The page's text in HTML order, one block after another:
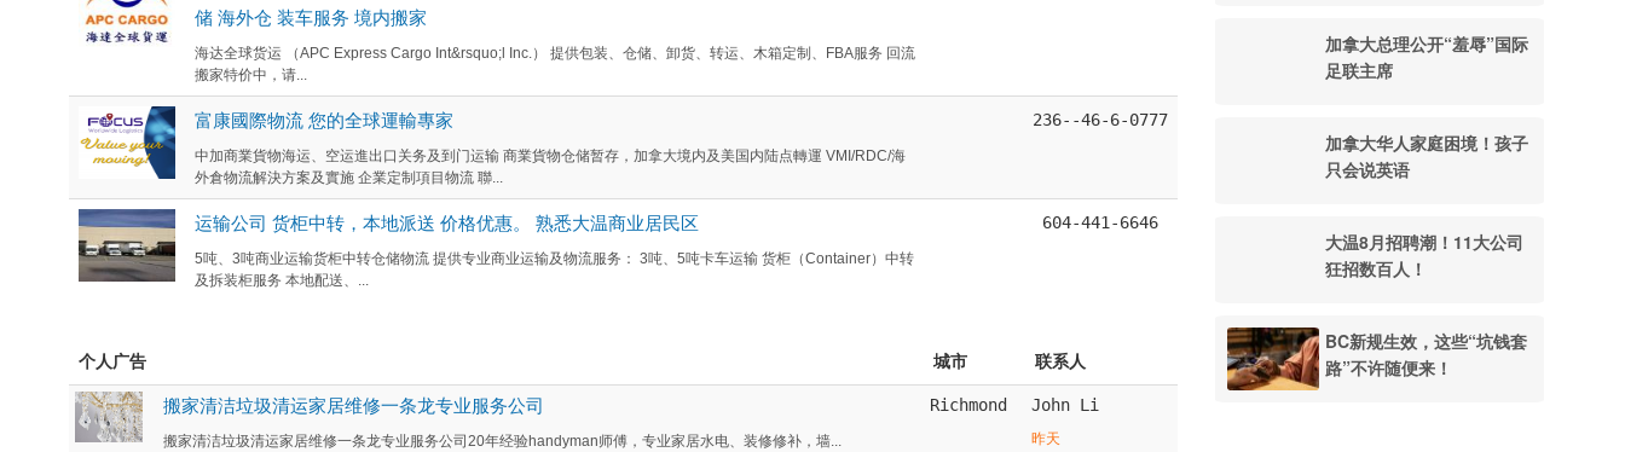
储 海外仓 装车服务 境内搬家
海达全球货运 （APC Express Cargo Int&rsquo;l Inc.） 提供包装、仓储、卸货、转运、木箱定制、FBA服务 回流
搬家特价中，请...
富康國際物流 您的全球運輸專家
中加商業貨物海运、空运進出口关务及到门运输 商業貨物仓储暂存，加拿大境内及美国内陆点轉運 VMI/RDC/海
外倉物流解決方案及實施 企業定制項目物流 聯...
236--46-6-0777
运输公司 货柜中转，本地派送 价格优惠。 熟悉大温商业居民区
5吨、3吨商业运输货柜中转仓储物流 提供专业商业运输及物流服务： 3吨、5吨卡车运输 货柜（Container）中转
及拆装柜服务 本地配送、...
604-441-6646
个人广告 城市 联系人
搬家清洁垃圾清运家居维修一条龙专业服务公司
搬家清洁垃圾清运家居维修一条龙专业服务公司20年经验handyman师傅，专业家居水电、装修修补，墙...
Richmond John Li
昨天
加拿大总理公开“羞辱”国际
足联主席
加拿大华人家庭困境！孩子
只会说英语
大温8月招聘潮！11大公司
狂招数百人！
BC新规生效，这些“坑钱套
路”不许随便来！